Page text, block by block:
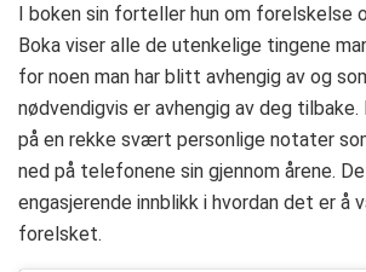
I boken sin forteller hun om forelskelse
Boka viser alle de utenkelige tingene
for noen man har blitt avhengig av og
nødvendigvis er avhengig av deg
på en rekke svært personlige notater
ned på telefonene sin gjennom årene.
engasjerende innblikk i hvordan det er å
forelsket.